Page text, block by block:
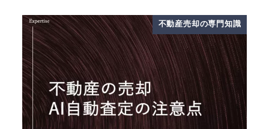
不動産売却の専門知識